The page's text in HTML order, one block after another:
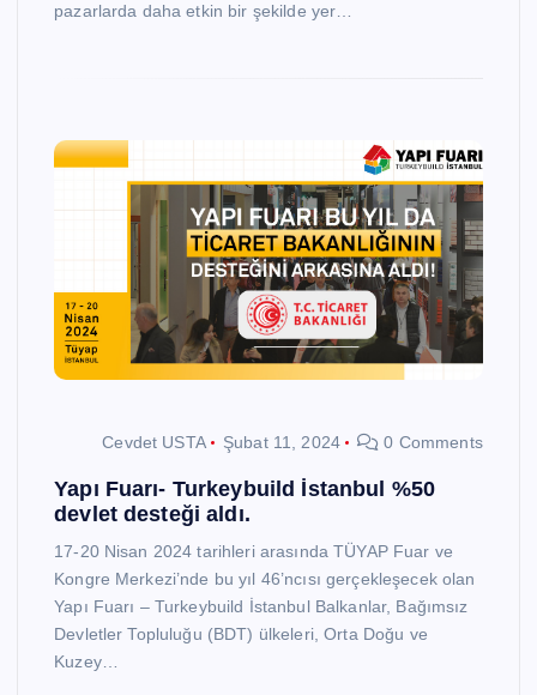
pazarlarda daha etkin bir şekilde yer…
Cevdet USTA Şubat 11, 2024 0 Comments
Yapı Fuarı- Turkeybuild İstanbul %50
devlet desteği aldı.
17-20 Nisan 2024 tarihleri arasında TÜYAP Fuar ve
Kongre Merkezi’nde bu yıl 46’ncısı gerçekleşecek olan
Yapı Fuarı – Turkeybuild İstanbul Balkanlar, Bağımsız
Devletler Topluluğu (BDT) ülkeleri, Orta Doğu ve
Kuzey…